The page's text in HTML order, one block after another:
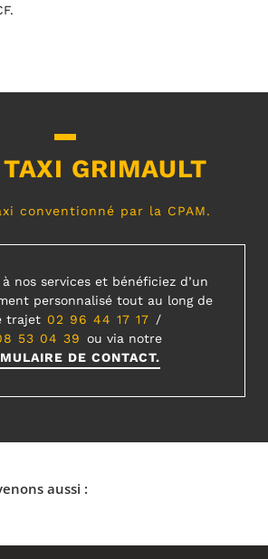
GRIMAULT
conventionné par la CPAM.
nos services et bénéficiez d’un
personnalisé tout au long de
trajet 02 96 44 17 17 /
53 04 39 ou via notre
DE CONTACT.
aussi :